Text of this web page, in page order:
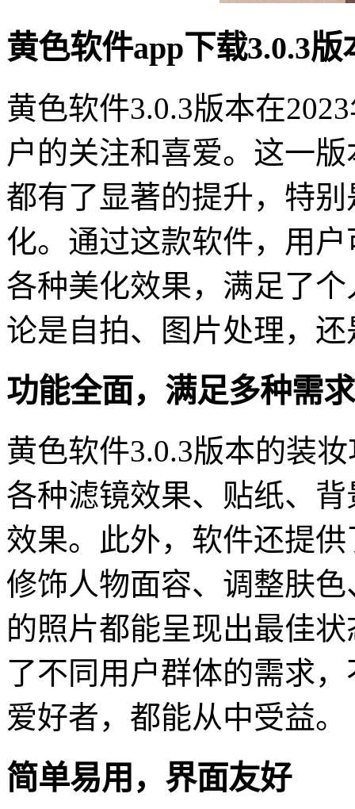
黄色软件app下载3.0.3版
黄色软件3.0.3版本在
户的关注和喜爱。这一
都有了显著的提升，特
化。通过这款软件，用
各种美化效果，满足了
论是自拍、图片处理，
功能全面，满足多种需求
黄色软件3.0.3版本的装
各种滤镜效果、贴纸、
效果。此外，软件还提
修饰人物面容、调整肤
的照片都能呈现出最佳
了不同用户群体的需求
爱好者，都能从中受益。
简单易用，界面友好